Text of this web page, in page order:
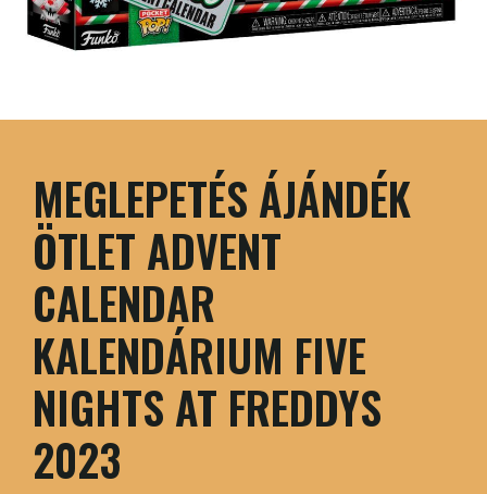
MEGLEPETÉS ÁJÁNDÉK
ÖTLET ADVENT
CALENDAR
KALENDÁRIUM FIVE
NIGHTS AT FREDDYS
2023